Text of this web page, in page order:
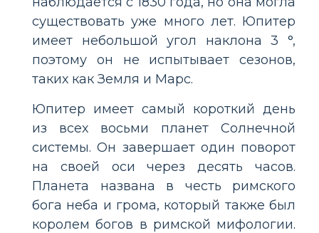
существовать уже много лет. Юпитер
имеет небольшой угол наклона 3 °,
поэтому он не испытывает сезонов,
таких как Земля и Марс.
Юпитер имеет самый короткий день
из всех восьми планет Солнечной
системы. Он завершает один поворот
на своей оси через десять часов.
Планета названа в честь римского
бога неба и грома, который также был
королем богов в римской мифологии.